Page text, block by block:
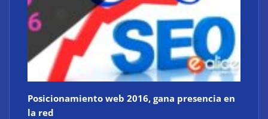
Posicionamiento web 2016, gana presencia en
la red